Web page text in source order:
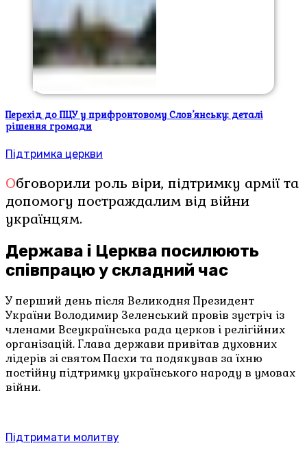
Перехід до ПЦУ у прифронтовому Слов’янську: деталі
рішення громади
Підтримка церкви
Обговорили роль віри, підтримку армії та
допомогу постраждалим від війни
українцям.
Держава і Церква посилюють
співпрацю у складний час
У перший день після Великодня Президент
України Володимир Зеленський провів зустріч із
членами Всеукраїнська рада церков і релігійних
організацій. Глава держави привітав духовних
лідерів зі святом Пасхи та подякував за їхню
постійну підтримку українського народу в умовах
війни.
Підтримати молитву